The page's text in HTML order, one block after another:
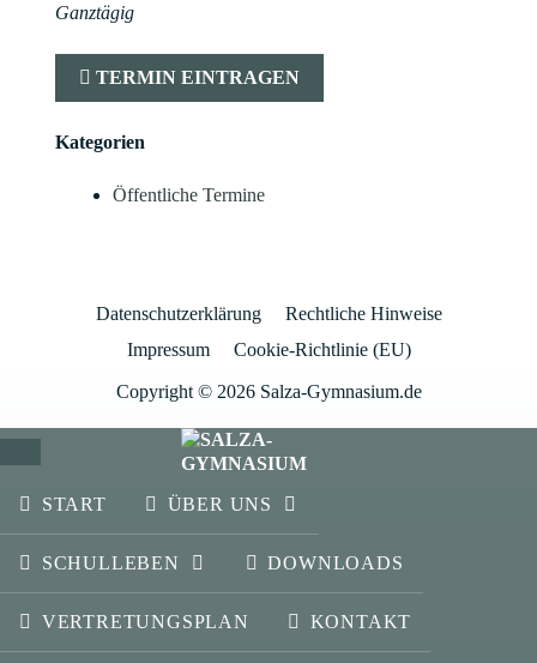
Ganztägig
TERMIN EINTRAGEN
Kategorien
Öffentliche Termine
Datenschutzerklärung
Rechtliche Hinweise
Impressum
Cookie-Richtlinie (EU)
Copyright © 2026 Salza-Gymnasium.de
SCHLIESSEN
START
ÜBER UNS
SCHULLEBEN DOWNLOADS
VERTRETUNGSPLAN KONTAKT